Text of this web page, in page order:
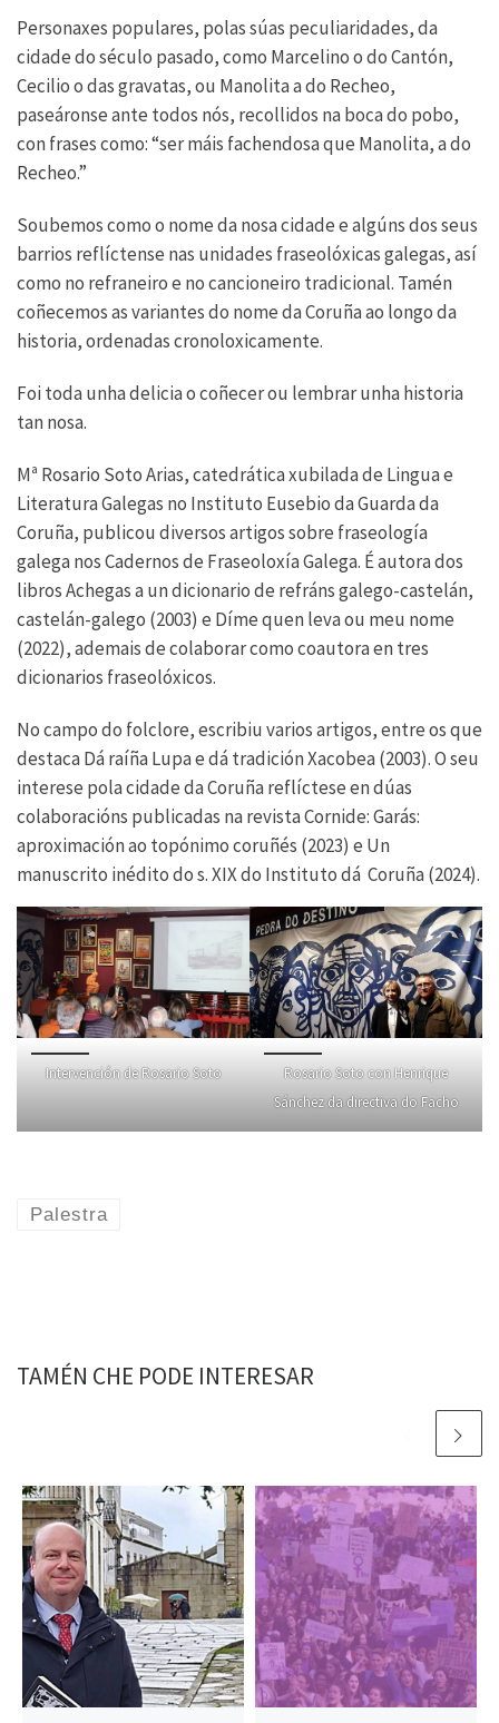
Personaxes populares, polas súas peculiaridades, da
cidade do século pasado, como Marcelino o do Cantón,
Cecilio o das gravatas, ou Manolita a do Recheo,
paseáronse ante todos nós, recollidos na boca do pobo,
con frases como: “ser máis fachendosa que Manolita, a do
Recheo.”
Soubemos como o nome da nosa cidade e algúns dos seus
barrios reflíctense nas unidades fraseolóxicas galegas, así
como no refraneiro e no cancioneiro tradicional. Tamén
coñecemos as variantes do nome da Coruña ao longo da
historia, ordenadas cronoloxicamente.
Foi toda unha delicia o coñecer ou lembrar unha historia
tan nosa.
Mª Rosario Soto Arias, catedrática xubilada de Lingua e
Literatura Galegas no Instituto Eusebio da Guarda da
Coruña, publicou diversos artigos sobre fraseología
galega nos Cadernos de Fraseoloxía Galega. É autora dos
libros Achegas a un dicionario de refráns galego-castelán,
castelán-galego (2003) e Díme quen leva ou meu nome
(2022), ademais de colaborar como coautora en tres
dicionarios fraseolóxicos.
No campo do folclore, escribiu varios artigos, entre os que
destaca Dá raíña Lupa e dá tradición Xacobea (2003). O seu
interese pola cidade da Coruña reflíctese en dúas
colaboracións publicadas na revista Cornide: Garás:
aproximación ao topónimo coruñés (2023) e Un
manuscrito inédito do s. XIX do Instituto dá Coruña (2024).
Intervención de Rosario Soto
Rosario Soto con Henrique
Sánchez da directiva do Facho
Palestra
TAMÉN CHE PODE INTERESAR